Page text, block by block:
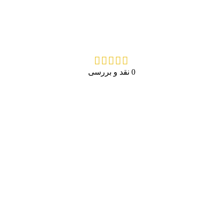
0 نقد و بررسی